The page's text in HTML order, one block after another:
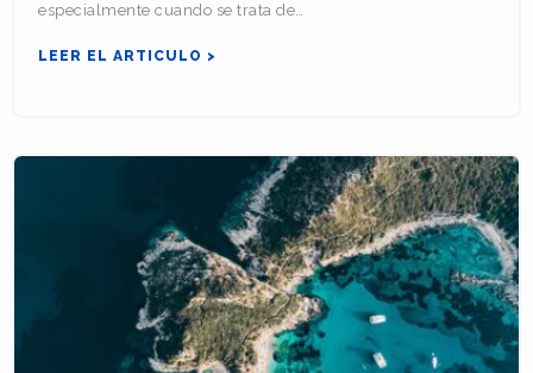
especialmente cuando se trata de…
LEER EL ARTICULO >